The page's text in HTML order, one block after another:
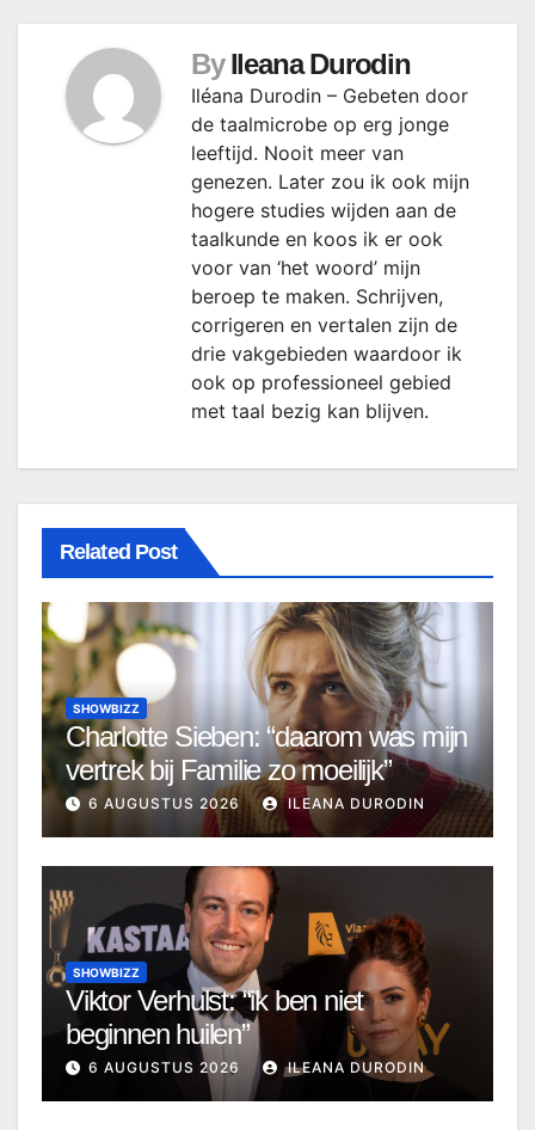
By Ileana Durodin
Iléana Durodin – Gebeten door
de taalmicrobe op erg jonge
leeftijd. Nooit meer van
genezen. Later zou ik ook mijn
hogere studies wijden aan de
taalkunde en koos ik er ook
voor van ‘het woord’ mijn
beroep te maken. Schrijven,
corrigeren en vertalen zijn de
drie vakgebieden waardoor ik
ook op professioneel gebied
met taal bezig kan blijven.
Related Post
SHOWBIZZ
Charlotte Sieben: “daarom was mijn
vertrek bij Familie zo moeilijk”
6 AUGUSTUS 2026 ILEANA DURODIN
SHOWBIZZ
Viktor Verhulst: “ik ben niet
beginnen huilen”
6 AUGUSTUS 2026 ILEANA DURODIN